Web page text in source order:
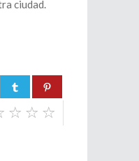
ciudad.